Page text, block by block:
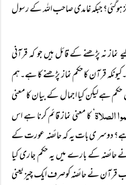
جبکہ غامدی صاحب اللہ کے رسول
نہ پڑھنے کے قائل ہیں جو کہ قرآنی
قرآن کا حکم نماز پڑھنے کا ہے۔ہم
حکم ہے لیکن کیا اجمال کے بیان کا معنی
الصلاۃ‘ کا معنی نماز قائم کرنا ہے اس
ہے؟ دوسر ی بات یہ کہ حائضہ عورت کے
کے بارے میں یہ حکم جاری کیا
قرآن نے حائضہ کوصرف ایک چیز یعنی